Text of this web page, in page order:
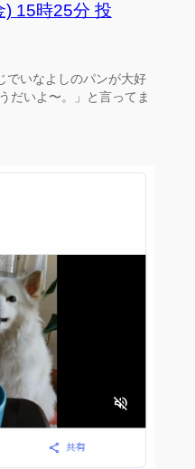
) 15時25分 投
でいなよしのパンが大好
だいよ〜。」と言ってま